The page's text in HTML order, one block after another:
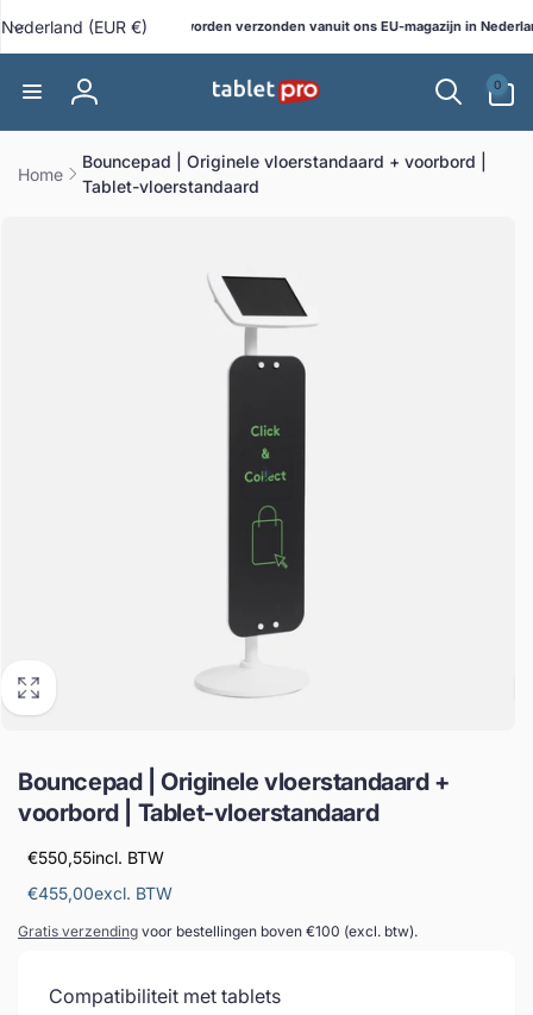
naar deAlle bestellingen worden verzonden vanuit ons EU-magazijn in
L
a
Nederland (EUR €)
Inloggen
0
artikelen
Home
Bouncepad | Originele vloerstandaard + voorbord |
Tablet-vloerstandaard
Bouncepad | Originele vloerstandaard +
voorbord | Tablet-vloerstandaard
€550,55incl. BTW
€455,00excl. BTW
Gratis verzending voor bestellingen boven €100 (excl. btw).
Compatibiliteit met tablets